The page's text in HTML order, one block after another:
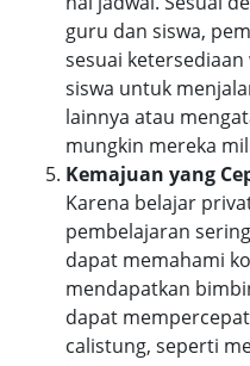
guru dan siswa,
sesuai
siswa untuk
lainnya atau
mungkin mereka
Kemajuan yang
Karena belajar
pembelajaran
dapat memahami
mendapatkan
dapat
calistung, seperti